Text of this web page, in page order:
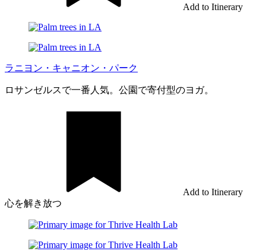
Add to Itinerary
ラニヨン・キャニオン・パーク
ロサンゼルスで一番人気。公園で寄付型のヨガ。
Add to Itinerary
心を解き放つ